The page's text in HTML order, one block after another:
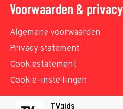
Voorwaarden & privacy
Algemene voorwaarden
Privacy statement
Cookiestatement
Cookie-instellingen
TVgids